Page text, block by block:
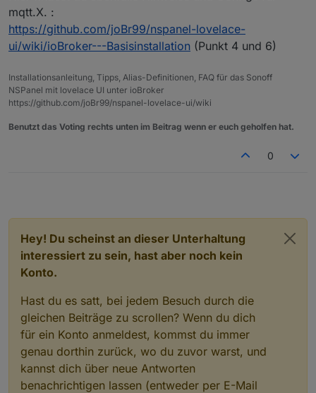
mqtt.X. :
https://github.com/joBr99/nspanel-lovelace-
ui/wiki/ioBroker---Basisinstallation (Punkt 4 und 6)
Installationsanleitung, Tipps, Alias-Definitionen, FAQ für das Sonoff
NSPanel mit lovelace UI unter ioBroker
https://github.com/joBr99/nspanel-lovelace-ui/wiki
Benutzt das Voting rechts unten im Beitrag wenn er euch geholfen hat.
0
Hey! Du scheinst an dieser Unterhaltung
interessiert zu sein, hast aber noch kein
Konto.
Hast du es satt, bei jedem Besuch durch die
gleichen Beiträge zu scrollen? Wenn du dich
für ein Konto anmeldest, kommst du immer
genau dorthin zurück, wo du zuvor warst, und
kannst dich über neue Antworten
benachrichtigen lassen (entweder per E-Mail